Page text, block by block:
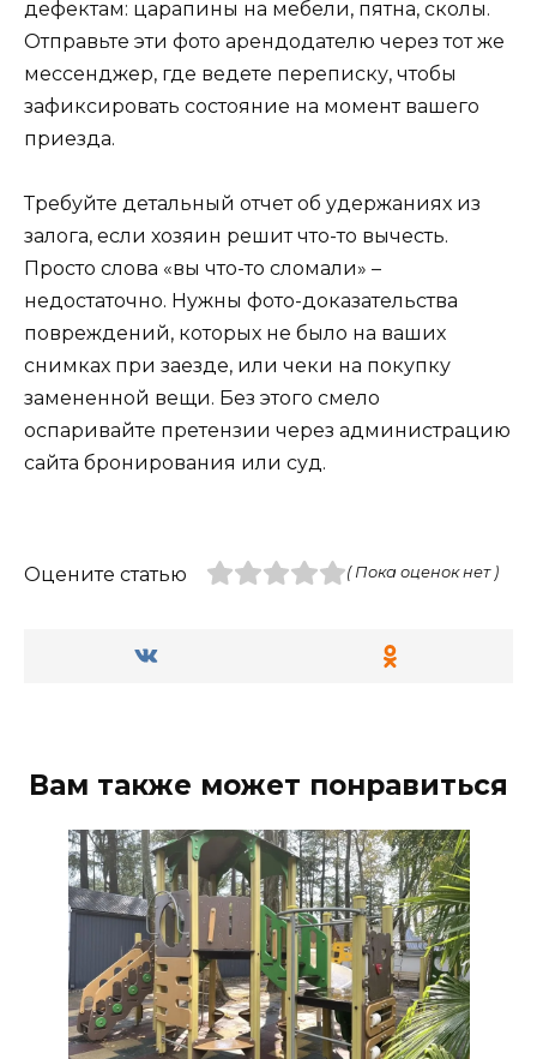
дефектам: царапины на мебели, пятна, сколы.
Отправьте эти фото арендодателю через тот же
мессенджер, где ведете переписку, чтобы
зафиксировать состояние на момент вашего
приезда.
Требуйте детальный отчет об удержаниях из
залога, если хозяин решит что-то вычесть.
Просто слова «вы что-то сломали» –
недостаточно. Нужны фото-доказательства
повреждений, которых не было на ваших
снимках при заезде, или чеки на покупку
замененной вещи. Без этого смело
оспаривайте претензии через администрацию
сайта бронирования или суд.
Оцените статью ( Пока оценок нет )
Вам также может понравиться